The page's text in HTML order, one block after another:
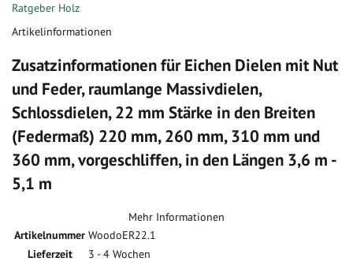
Ratgeber Holz
Artikelinformationen
Zusatzinformationen für Eichen Dielen mit Nut
und Feder, raumlange Massivdielen,
Schlossdielen, 22 mm Stärke in den Breiten
(Federmaß) 220 mm, 260 mm, 310 mm und
360 mm, vorgeschliffen, in den Längen 3,6 m -
5,1 m
Mehr Informationen
Artikelnummer WoodoER22.1
Lieferzeit
3 - 4 Wochen